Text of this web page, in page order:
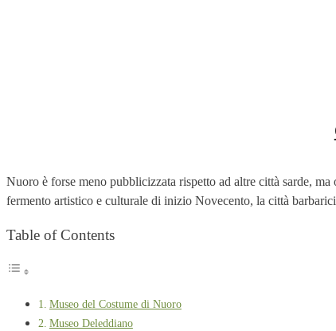
Nuoro è forse meno pubblicizzata rispetto ad altre città sarde,
fermento artistico e culturale di inizio Novecento, la città
Table of Contents
Museo del Costume di Nuoro
Museo Deleddiano